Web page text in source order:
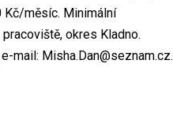
Kč/měsíc. Minimální
okres Kladno.
mail: Misha.Dan@seznam.cz.